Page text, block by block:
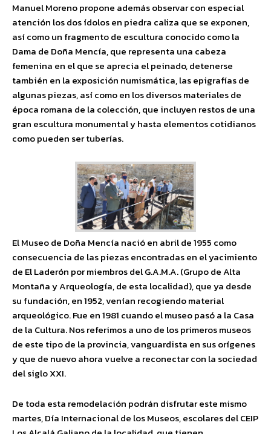
Manuel Moreno propone además observar con especial
atención los dos ídolos en piedra caliza que se exponen,
así como un fragmento de escultura conocido como la
Dama de Doña Mencía, que representa una cabeza
femenina en el que se aprecia el peinado, detenerse
también en la exposición numismática, las epigrafías de
algunas piezas, así como en los diversos materiales de
época romana de la colección, que incluyen restos de una
gran escultura monumental y hasta elementos cotidianos
como pueden ser tuberías.
El Museo de Doña Mencía nació en abril de 1955 como
consecuencia de las piezas encontradas en el yacimiento
de El Laderón por miembros del G.A.M.A. (Grupo de Alta
Montaña y Arqueología, de esta localidad), que ya desde
su fundación, en 1952, venían recogiendo material
arqueológico. Fue en 1981 cuando el museo pasó a la Casa
de la Cultura. Nos referimos a uno de los primeros museos
de este tipo de la provincia, vanguardista en sus orígenes
y que de nuevo ahora vuelve a reconectar con la sociedad
del siglo XXI.
De toda esta remodelación podrán disfrutar este mismo
martes, Día Internacional de los Museos, escolares del CEIP